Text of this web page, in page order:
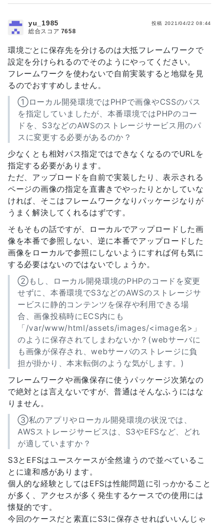
hidoriさんが仰るのは、「localstackを使うことで、ローカル
使用するためには、localstackが必須)」という僕の認識で合っ
ていますでしょうか？
環境ごとに保存先を分けるのは大抵フレームワークで
設定を分けられるのでそのようにやってください。
フレームワークを使わないで自前実装すると地獄を見
るのでおすすめしません。
①ローカル開発環境ではPHPで画像やCSSのパス
を指定していましたが、本番環境ではPHPのコー
ドを、S3などのAWSのストレージサービス用のパ
スに変更する必要があるのか？
少なくとも相対パス指定ではできなくなるのでURLを
指定する必要があります。
ただ、アップロードを自前で実装したり、表示される
ページの画像の指定を直書きでやったりとかしていな
ければ、そこはフレームワークなりパッケージなりが
うまく解決してくれるはずです。
そもそもの話ですが、ローカルでアップロードした画
像を本番で参照しない、逆に本番でアップロードした
画像をローカルで参照にしないようにすれば何も気に
する必要はないのではないでしょうか。
②もし、ローカル開発環境のPHPのコードを変更
せずに、本番環境でS3などのAWSのストレージサ
ービスに静的コンテンツを保存や利用できる場
合、画像投稿時にECS内にも
「/var/www/html/assets/images/<image名>」
のように保存されてしまわないか？(webサーバに
も画像が保存され、webサーバのストレージに負
担が掛かり、本末転倒のような気がします。)
フレームワークや画像保存に使うパッケージ次第なの
で絶対とは言えないですが、普通はそんなふうにはな
りません。
③私のアプリやローカル開発環境の状況では、
AWSストレージサービスは、S3やEFSなど、どれ
が適していますか？
S3とEFSはユースケースが全然違うので並べているこ
とに違和感があります。
個人的な経験としてはEFSは性能問題に引っかかること
が多く、アクセスが多く発生するケースでの使用には
懐疑的です。
今回のケースだと素直にS3に保存させればいいんじゃ
投稿 2021/04/22 08:44
yu_1985
総合スコア 7658